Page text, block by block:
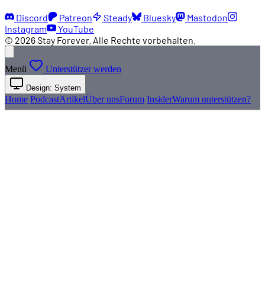
Discord Patreon Steady Bluesky
Mastodon
Instagram
YouTube
© 2026 Stay Forever. Alle Rechte vorbehalten.
Menü Unterstützer werden
Design: System
Home PodcastArtikelÜber unsForum InsiderWarum unterstützen?